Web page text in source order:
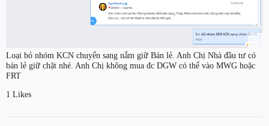
Loại bỏ nhóm KCN chuyển sang nắm giữ Bán lẻ. Anh Chị Nhà đầu tư có
bán lẻ giữ chặt nhé. Anh Chị không mua đc DGW có thể vào MWG hoặc
FRT
1 Likes